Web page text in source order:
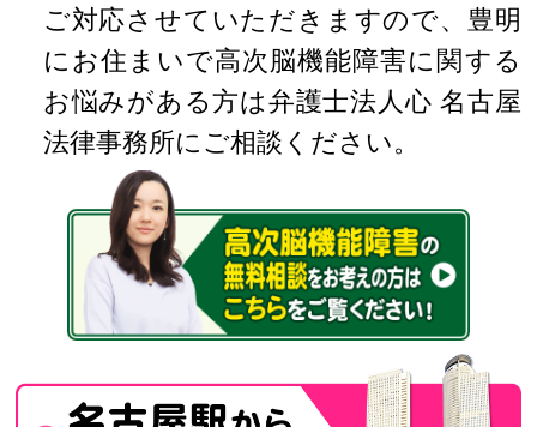
ご対応させていただきますので、豊明
にお住まいで高次脳機能障害に関する
お悩みがある方は弁護士法人心 名古屋
法律事務所にご相談ください。